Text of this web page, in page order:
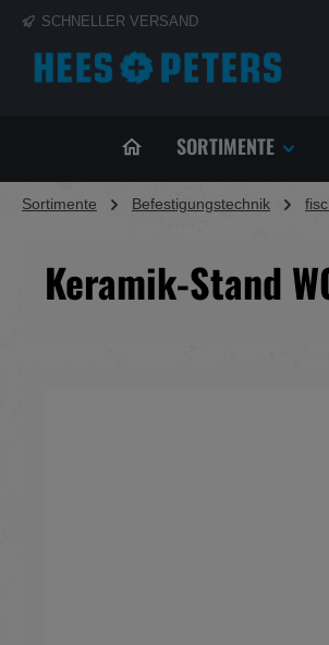
Zur Hauptnavigation
SCHNELLER VERSAND
SORTIMENTE
Sortimente Befestigungstechnik
Keramik-Stand